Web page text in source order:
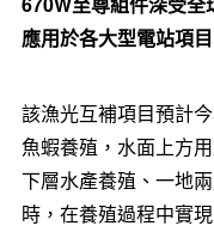
應用於各大型電站項目
該漁光互補項目預計
魚蝦養殖，水面上方
下層水產養殖、一地
時，在養殖過程中實